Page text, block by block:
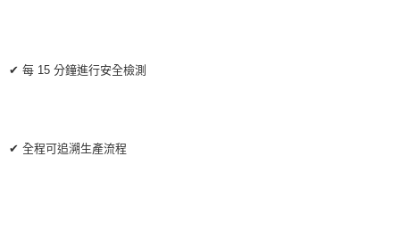
✔ 每 15 分鐘進行安全檢測
✔ 全程可追溯生產流程